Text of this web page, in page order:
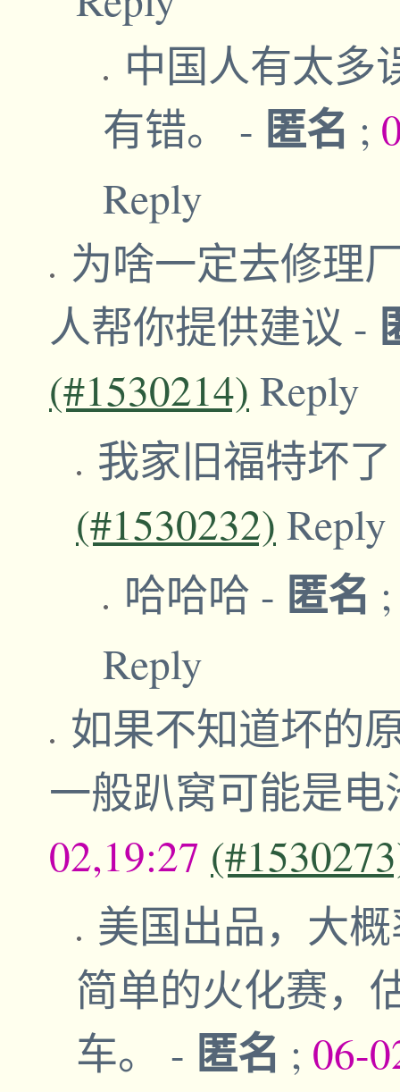
中国人有太多
有错。 - 匿名 ;
Reply
为啥一定去修理
人帮你提供建议 -
(#1530214) Reply
我家旧福特坏
(#1530232) Reply
哈哈哈 - 匿名
Reply
如果不知道坏的
一般趴窝可能是
02,19:27
美国出品，大
简单的火化赛，
车。 - 匿名 ; 06-